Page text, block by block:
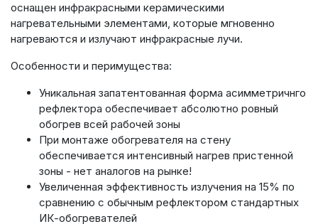
оснащен инфракрасными керамическими
нагревательными элементами, которые мгновенно
нагреваются и излучают инфракрасные лучи.
Особенности и перимущества:
Уникальная запатентованная форма асимметричнго
рефлектора обеспечивает абсолютно ровный
обогрев всей рабочей зоны
При монтаже обогревателя на стену
обеспечивается интенсивный нагрев пристенной
зоны - нет аналогов на рынке!
Увеличенная эффективность излучения на 15% по
сравнению с обычным рефлектором стандартных
ИК-обогревателей